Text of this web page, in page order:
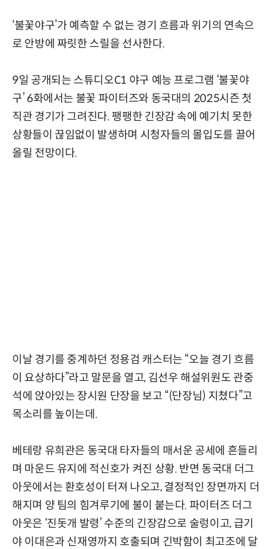
‘불꽃야구’가 예측할 수 없는 경기 흐름과 위기의 연속으
로 안방에 짜릿한 스릴을 선사한다.
9일 공개되는 스튜디오C1 야구 예능 프로그램 ‘불꽃야
구’ 6화에서는 불꽃 파이터즈와 동국대의 2025시즌 첫
직관 경기가 그려진다. 팽팽한 긴장감 속에 예기치 못한
상황들이 끊임없이 발생하며 시청자들의 몰입도를 끌어
올릴 전망이다.
이날 경기를 중계하던 정용검 캐스터는 “오늘 경기 흐름
이 요상하다”라고 말문을 열고, 김선우 해설위원도 관중
석에 앉아있는 장시원 단장을 보고 “(단장님) 지쳤다”고
목소리를 높이는데.
베테랑 유희관은 동국대 타자들의 매서운 공세에 흔들리
며 마운드 유지에 적신호가 켜진 상황. 반면 동국대 더그
아웃에서는 환호성이 터져 나오고, 결정적인 장면까지 더
해지며 양 팀의 힘겨루기에 불이 붙는다. 파이터즈 더그
아웃은 ‘진돗개 발령’ 수준의 긴장감으로 술렁이고, 급기
야 이대은과 신재영까지 호출되며 긴박함이 최고조에 달